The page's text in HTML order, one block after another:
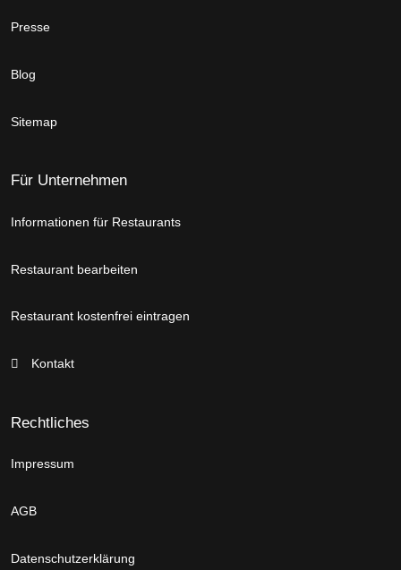
Presse
Blog
Sitemap
Für Unternehmen
Informationen für Restaurants
Restaurant bearbeiten
Restaurant kostenfrei eintragen
Kontakt
Rechtliches
Impressum
AGB
Datenschutzerklärung